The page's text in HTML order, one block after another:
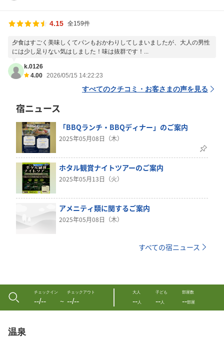
4.15 全159件
夕食はすごく美味しくてパンもおかわりしてしまいましたが、大人の男性
には少し足りない気はしました！味は抜群です！...
k.0126
4.00 2026/05/15 14:22:23
すべてのクチコミ・お客さまの声を見る
宿ニュース
「BBQランチ・BBQディナー」のご案内
2025年05月08日（木）
ホタル観賞ナイトツアーのご案内
2025年05月13日（火）
アメニティ類に関するご案内
2025年05月08日（木）
すべての宿ニュース
チェックイン
--/-- 〜
チェックアウト
--/--
大人
--人
子ども
--人
部屋数
--部屋
温泉